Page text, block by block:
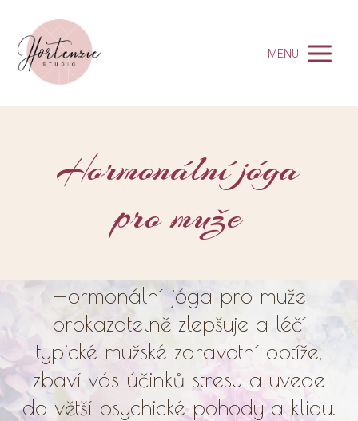
MENU
Hormonální jóga
pro muže
Hormonální jóga pro muže
prokazatelně zlepšuje a léčí
typické mužské zdravotní obtíže,
zbaví vás účinků stresu a uvede
do větší psychické pohody a klidu.